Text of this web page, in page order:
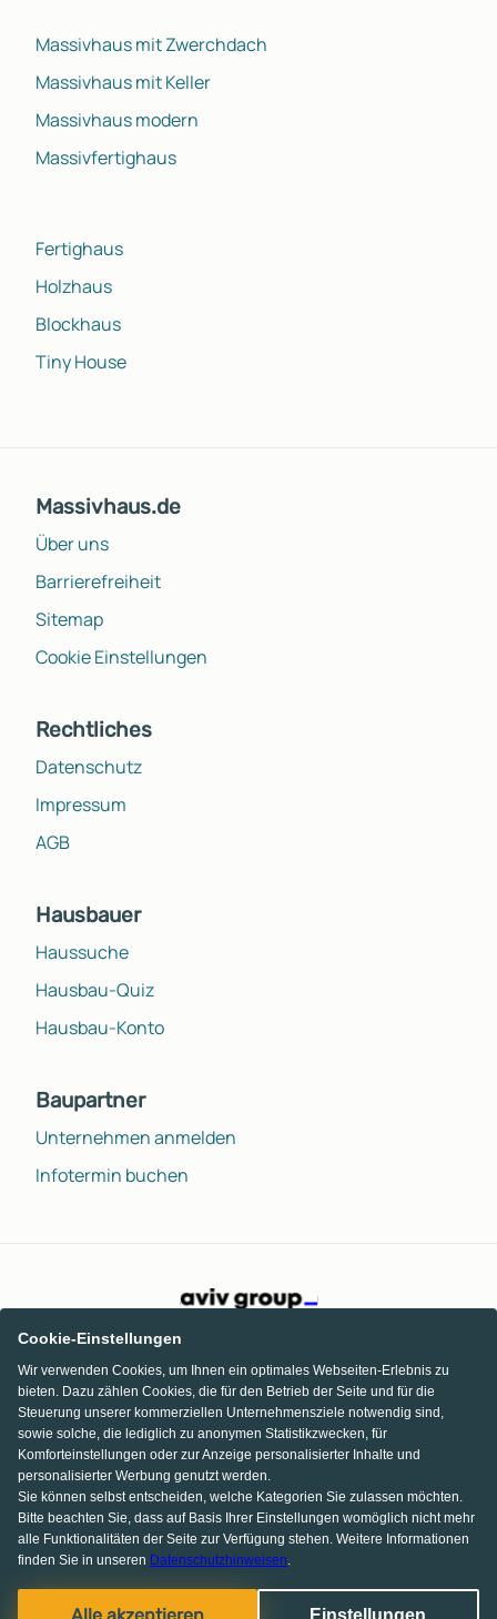
Massivhaus mit Zwerchdach
Massivhaus mit Keller
Massivhaus modern
Massivfertighaus
Fertighaus
Holzhaus
Blockhaus
Tiny House
Massivhaus.de
Über uns
Barrierefreiheit
Sitemap
Cookie Einstellungen
Rechtliches
Datenschutz
Impressum
AGB
Hausbauer
Haussuche
Hausbau-Quiz
Hausbau-Konto
Baupartner
Unternehmen anmelden
Infotermin buchen
Facebook
Pinterest
Instagram
Cookie-Einstellungen
Wir verwenden Cookies, um Ihnen ein optimales Webseiten-Erlebnis zu
bieten. Dazu zählen Cookies, die für den Betrieb der Seite und für die
Steuerung unserer kommerziellen Unternehmensziele notwendig sind,
sowie solche, die lediglich zu anonymen Statistikzwecken, für
Komforteinstellungen oder zur Anzeige personalisierter Inhalte und
personalisierter Werbung genutzt werden.
Sie können selbst entscheiden, welche Kategorien Sie zulassen möchten.
Bitte beachten Sie, dass auf Basis Ihrer Einstellungen womöglich nicht mehr
alle Funktionalitäten der Seite zur Verfügung stehen. Weitere Informationen
finden Sie in unseren Datenschutzhinweisen.
Einstellungen